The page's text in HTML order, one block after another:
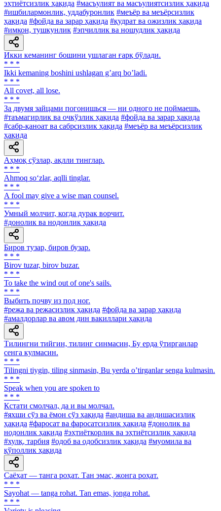
эҳтиётсизлик ҳақида #масъулият ва масъулиятсизлик ҳақида
#ишбилармонлик, уддабуронлик #меъёр ва меъёрсизлик
ҳақида #фойда ва зарар ҳақида #қудрат ва ожизлик ҳақида
#имкон, тушкунлик #эпчиллик ва ношудлик ҳақида
Икки кеманинг бошини ушлаган ғарқ бўлади.
* * *
Ikki kemaning boshini ushlagan gʼarq boʼladi.
* * *
All covet, all lose.
* * *
За двумя зайцами погонишься — ни одного не поймаешь.
#таъмагирлик ва очкўзлик ҳақида #фойда ва зарар ҳақида
#сабр-қаноат ва сабрсизлик ҳақида #меъёр ва меъёрсизлик
ҳақида
Аҳмоқ сўзлар, ақлли тинглар.
* * *
Ahmoq so‘zlar, aqlli tinglar.
* * *
A fool may give a wise man counsel.
* * *
Умный молчит, когда дурак ворчит.
#донолик ва нодонлик ҳақида
Биров тузар, биров бузар.
* * *
Birov tuzar, birov buzar.
* * *
To take the wind out of one's sails.
* * *
Выбить почву из под ног.
#режа ва режасизлик ҳақида #фойда ва зарар ҳақида
#амалдорлар ва авом дин вакиллари ҳақида
Тилингни тийгин, тилинг синмасин, Бу ерда ўтирганлар
сенга кулмасин.
* * *
Tilingni tiygin, tiling sinmasin, Bu yerda oʼtirganlar senga kulmasin.
* * *
Speak when you are spoken to
* * *
Кстати смолчал, да и вы молчал.
#яхши сўз ва ёмон сўз ҳақида #андиша ва андишасизлик
ҳақида #фаросат ва фаросатсизлик ҳақида #донолик ва
нодонлик ҳақида #эҳтиёткорлик ва эҳтиётсизлик ҳақида
#хулқ, тарбия #одоб ва одобсизлик ҳақида #муомила ва
қўполлик ҳақида
Саёҳат — танга роҳат. Тан эмас, жонга роҳат.
* * *
Sayohat — tanga rohat. Tan emas, jonga rohat.
* * *